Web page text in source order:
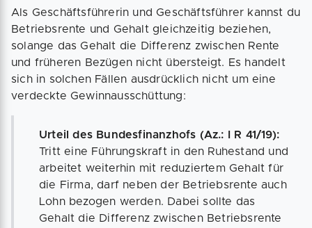
Als Geschäftsführerin und Geschäftsführer kannst du
Betriebsrente und Gehalt gleichzeitig beziehen,
solange das Gehalt die Differenz zwischen Rente
und früheren Bezügen nicht übersteigt. Es handelt
sich in solchen Fällen ausdrücklich nicht um eine
verdeckte Gewinnausschüttung:
Urteil des Bundesfinanzhofs (Az.: I R 41/19):
Tritt eine Führungskraft in den Ruhestand und
arbeitet weiterhin mit reduziertem Gehalt für
die Firma, darf neben der Betriebsrente auch
Lohn bezogen werden. Dabei sollte das
Gehalt die Differenz zwischen Betriebsrente